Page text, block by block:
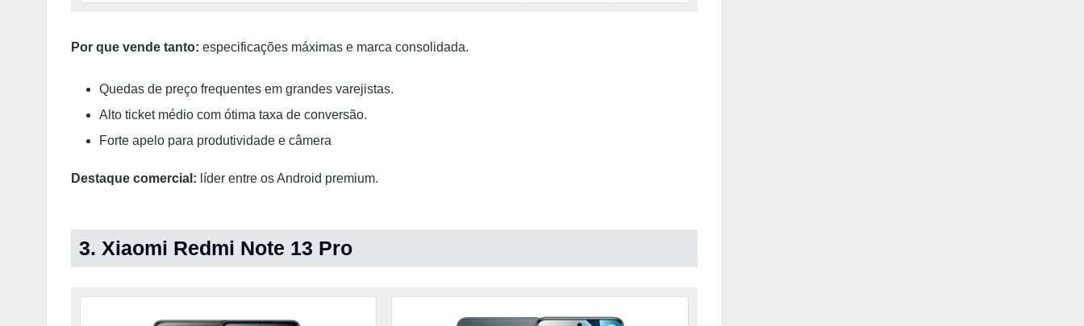
Por que vende tanto: especificações máximas e marca consolidada.
Quedas de preço frequentes em grandes varejistas.
Alto ticket médio com ótima taxa de conversão.
Forte apelo para produtividade e câmera
Destaque comercial: líder entre os Android premium.
3. Xiaomi Redmi Note 13 Pro